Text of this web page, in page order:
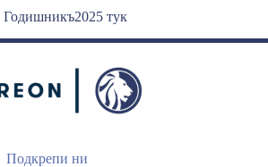
тук
Подкрепи ни